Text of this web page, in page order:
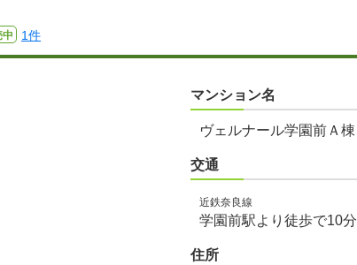
中 1件
マンション名
ヴェルナール学園前Ａ棟
交通
近鉄奈良線
学園前駅より徒歩で10分
住所